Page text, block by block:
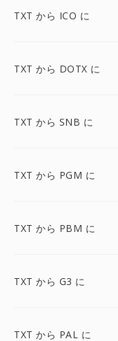
TXT から ICO に
TXT から DOTX に
TXT から SNB に
TXT から PGM に
TXT から PBM に
TXT から G3 に
TXT から PAL に